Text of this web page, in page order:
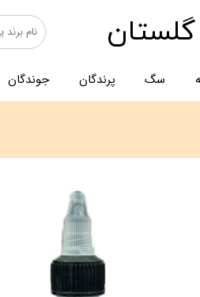
سگ پرندگان جوندگان
گلستان